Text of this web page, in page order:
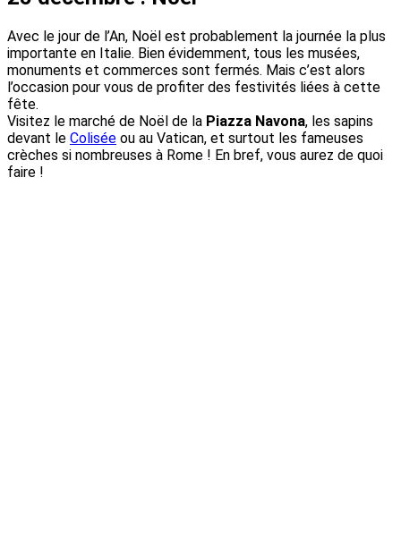
Avec le jour de l’An, Noël est probablement la journée la plus
importante en Italie. Bien évidemment, tous les musées,
monuments et commerces sont fermés. Mais c’est alors
l’occasion pour vous de profiter des festivités liées à cette
fête.
Visitez le marché de Noël de la Piazza Navona, les sapins
devant le Colisée ou au Vatican, et surtout les fameuses
crèches si nombreuses à Rome ! En bref, vous aurez de quoi
faire !